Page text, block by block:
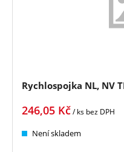
Rychlospojka NL, NV
246,05 Kč/ ks bez DPH
Není skladem